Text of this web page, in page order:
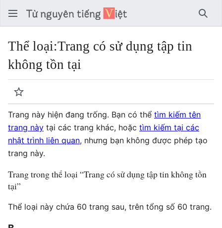
Tìm
Thể loại:Trang có sử dụng tập tin
không tồn tại
Theo dõi
Trang này hiện đang trống. Bạn có thể tìm kiếm tên
trang này tại các trang khác, hoặc tìm kiếm tại các
nhật trình liên quan, nhưng bạn không được phép tạo
trang này.
Trang trong thể loại “Trang có sử dụng tập tin không tồn
tại”
Thể loại này chứa 60 trang sau, trên tổng số 60 trang.